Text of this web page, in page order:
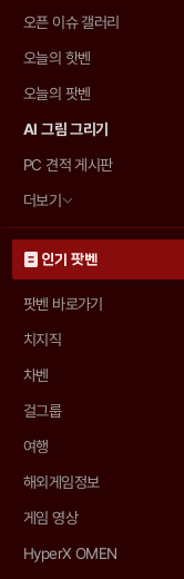
오픈 이슈 갤러리
오늘의 핫벤
오늘의 팟벤
AI 그림 그리기
PC 견적 게시판
더보기
인기 팟벤
팟벤 바로가기
치지직
차벤
걸그룹
여행
해외게임정보
게임 영상
HyperX OMEN